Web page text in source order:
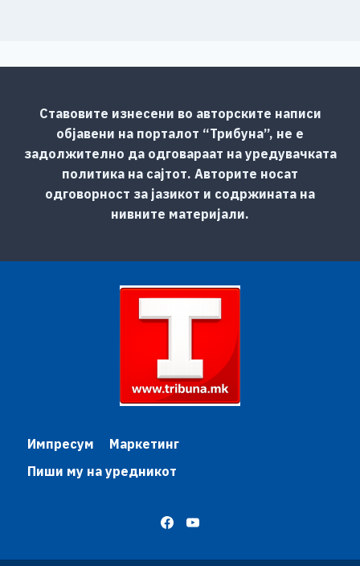
Ставовите изнесени во авторските написи
објавени на порталот “Трибуна”, не е
задолжително да одговараат на уредувачката
политика на сајтот. Авторите носат
одговорност за јазикот и содржината на
нивните материјали.
Импресум
Маркетинг
Пиши му на уредникот